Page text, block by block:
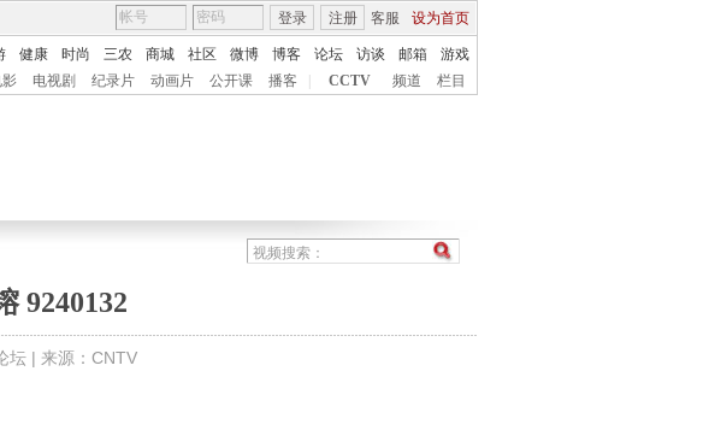
客服 设为首页
登录 注册
健康 时尚 三农 商城 社区 微博 博客 论坛 访谈 邮箱
游戏
影 电视剧 纪录片 动画片 公开课 播客 CCTV 频道 栏目
9240132
坛 | 来源：CNTV